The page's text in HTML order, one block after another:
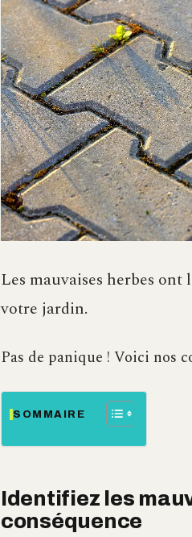
Les mauvaises herbes
votre jardin.
Pas de panique ! Voici nos
SOMMAIRE
Identifiez les
conséquence